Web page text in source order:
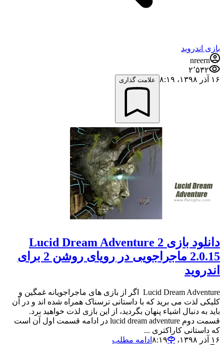
بازی اندروید
nreern
۲٬۵۳۲
۱۶ آذر ۱۳۹۸،‏ ۸:۱۹
علامت گذاری
دانلود بازی Lucid Dream Adventure 2
2.0.15 ماجراجویی در رویای روشن 2 برای
اندروید
Lucid Dream Adventure اگر از بازی های ماجراجویانه غمگین و
کلیکی لذت می برید که با داستانی ترسناک همراه شده اند و در آن
باید به دنبال اشیاء پنهان بگردید، از این بازی لذت خواهید برد.
قسمت دوم lucid dream adventure در ادامه قسمت اول آن است
که داستانی کاراکتری ...
۱۶ آذر ۱۳۹۸،‏ ۸:۱۹
ادامه مطلب